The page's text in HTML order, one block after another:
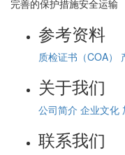
完善的保护措施安全运输
参考资料
质检证书（COA）
关于我们
公司简介 企业文化
联系我们